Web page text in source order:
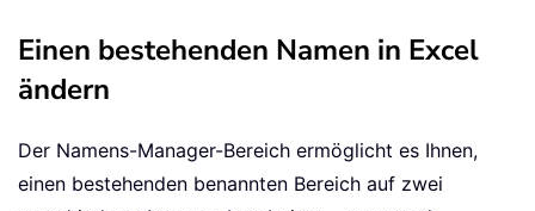
Einen bestehenden Namen in Excel
ändern
Der Namens-Manager-Bereich ermöglicht es Ihnen,
einen bestehenden benannten Bereich auf zwei